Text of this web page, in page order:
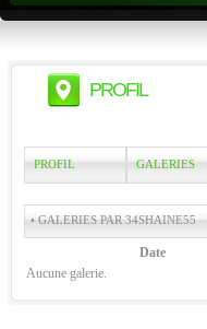
PROFIL
PROFIL GALERIES
• GALERIES PAR 34SHAINE55
Date
Aucune galerie.